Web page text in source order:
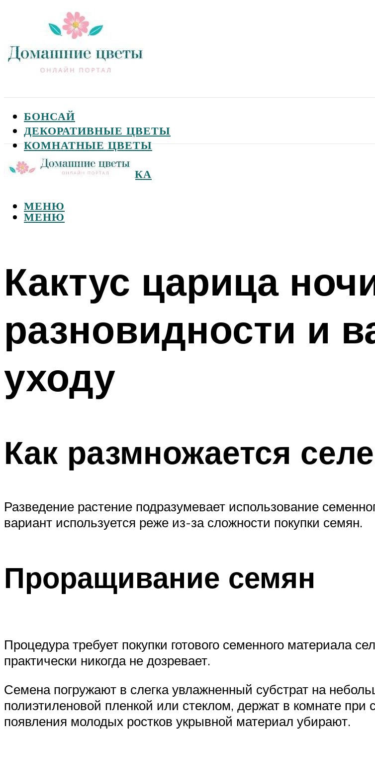
БОНСАЙ
ДЕКОРАТИВНЫЕ ЦВЕТЫ
КОМНАТНЫЕ ЦВЕТЫ
САДОВЫЕ ЦВЕТЫ
СЕМЕНА И ПОСАДКА
МЕНЮ
МЕНЮ
Кактус царица
разновидности и
уходу
Как размножается
Разведение растение подразумевает использование
вариант используется реже из-за сложности покупки семян.
Проращивание семян
Процедура требует покупки готового семенного материала
практически никогда не дозревает.
Семена погружают в слегка увлажненный субстрат на
полиэтиленовой пленкой или стеклом, держат в комнате
появления молодых ростков укрывной материал убирают.